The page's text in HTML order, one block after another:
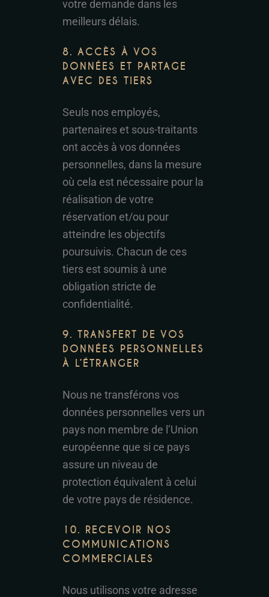
votre demande dans les
meilleurs délais.
8. ACCÈS À VOS
DONNÉES ET PARTAGE
AVEC DES TIERS
Seuls nos employés,
partenaires et sous-traitants
ont accès à vos données
personnelles, dans la mesure
où cela est nécessaire pour la
réalisation de votre
réservation et/ou pour
atteindre les objectifs
poursuivis. Chacun de ces
tiers est soumis à une
obligation stricte de
confidentialité.
9. TRANSFERT DE VOS
DONNÉES PERSONNELLES
À L’ÉTRANGER
Nous ne transférons vos
données personnelles vers un
pays non membre de l’Union
européenne que si ce pays
assure un niveau de
protection équivalent à celui
de votre pays de résidence.
10. RECEVOIR NOS
COMMUNICATIONS
COMMERCIALES
Nous utilisons votre adresse